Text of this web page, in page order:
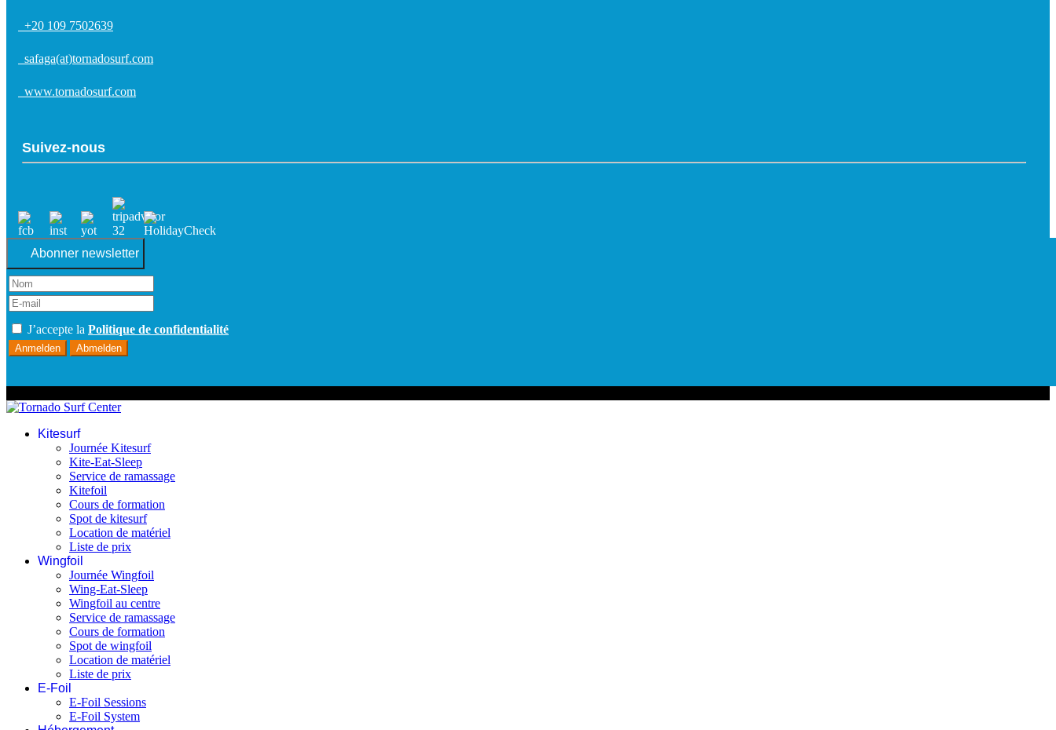
+20 109 7502639
safaga(at)tornadosurf.com
www.tornadosurf.com
Suivez-nous
Abonner newsletter
J’accepte la Politique de confidentialité
Anmelden Abmelden
Kitesurf
Journée Kitesurf
Kite-Eat-Sleep
Service de ramassage
Kitefoil
Cours de formation
Spot de kitesurf
Location de matériel
Liste de prix
Wingfoil
Journée Wingfoil
Wing-Eat-Sleep
Wingfoil au centre
Service de ramassage
Cours de formation
Spot de wingfoil
Location de matériel
Liste de prix
E-Foil
E-Foil Sessions
E-Foil System